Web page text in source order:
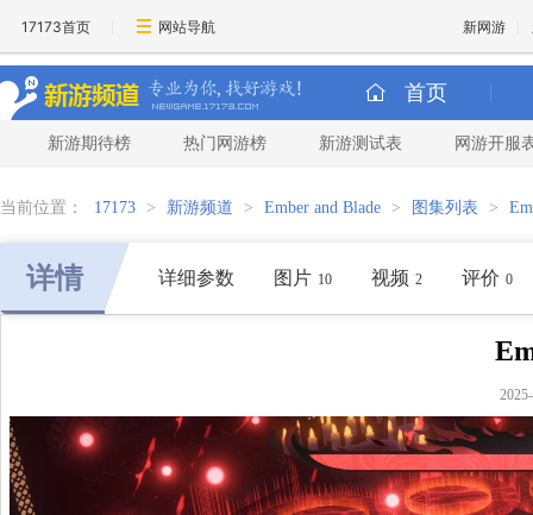
17173首页 网站导航 新网游
首页
新游期待榜 热门网游榜 新游测试表 网游开服
当前位置： 17173 > 新游频道 > Ember and Blade > 图集列表 >
详情 详细参数 图片 10 视频 2 评价 0